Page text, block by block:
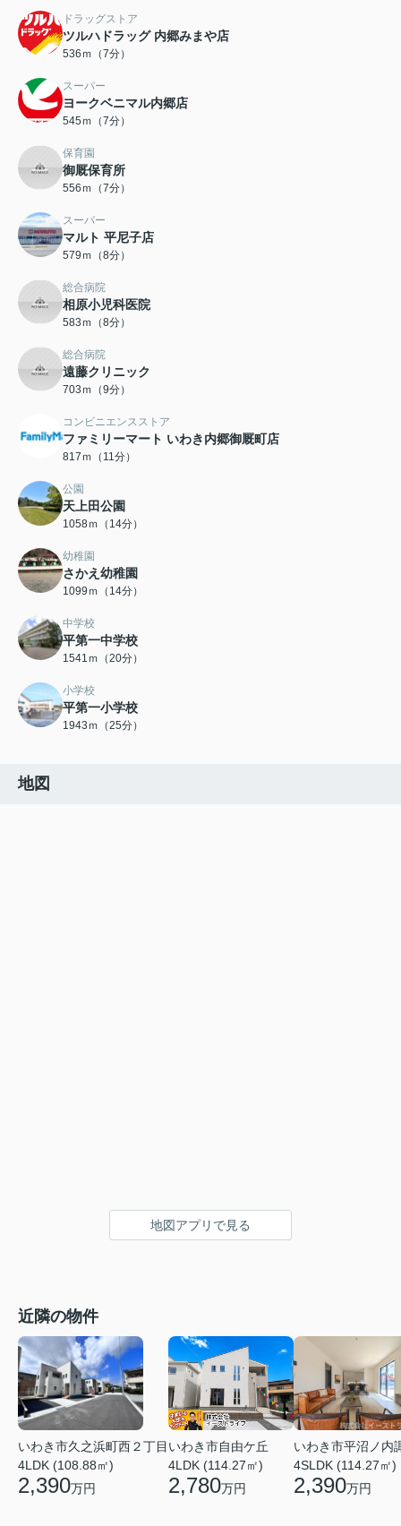
ドラッグストア
ツルハドラッグ 内郷みまや店
536ｍ（7分）
スーパー
ヨークベニマル内郷店
545ｍ（7分）
保育園
御厩保育所
556ｍ（7分）
スーパー
マルト 平尼子店
579ｍ（8分）
総合病院
相原小児科医院
583ｍ（8分）
総合病院
遠藤クリニック
703ｍ（9分）
コンビニエンスストア
ファミリーマート いわき内郷御厩町店
817ｍ（11分）
公園
天上田公園
1058ｍ（14分）
幼稚園
さかえ幼稚園
1099ｍ（14分）
中学校
平第一中学校
1541ｍ（20分）
小学校
平第一小学校
1943ｍ（25分）
地図
地図アプリで見る
近隣の物件
いわき市久之浜町西２丁目
4LDK (108.88㎡)
2,390万円
いわき市自由ケ丘
4LDK (114.27㎡)
2,780万円
いわき市平沼ノ内
4SLDK (114.27㎡)
2,390万円